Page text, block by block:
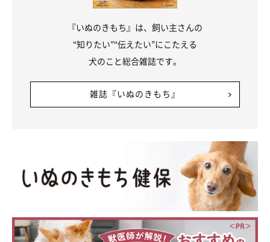
『いぬのきもち』は、飼い主さんの
“知りたい”“伝えたい”にこたえる
犬のこと総合雑誌です。
雑誌『いぬのきもち』